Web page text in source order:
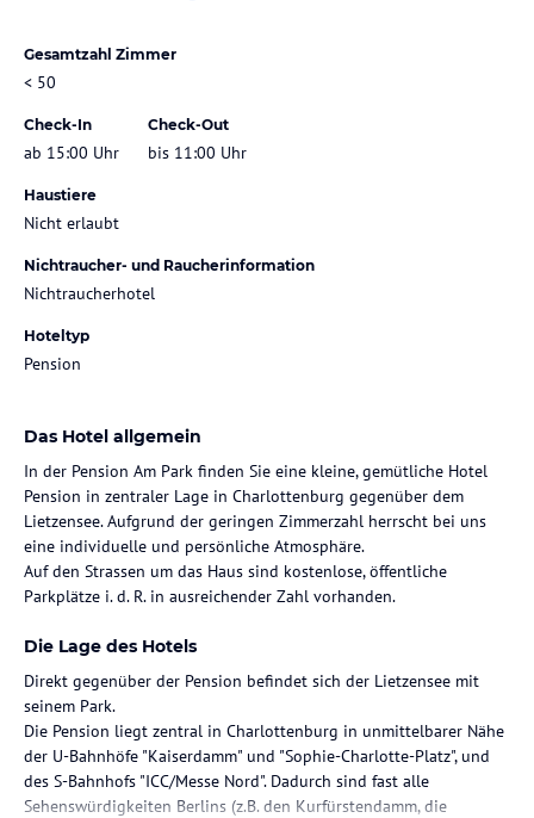
Gesamtzahl Zimmer
< 50
Check-In
ab 15:00 Uhr
Check-Out
bis 11:00 Uhr
Haustiere
Nicht erlaubt
Nichtraucher- und Raucherinformation
Nichtraucherhotel
Hoteltyp
Pension
Das Hotel allgemein
In der Pension Am Park finden Sie eine kleine, gemütliche Hotel
Pension in zentraler Lage in Charlottenburg gegenüber dem
Lietzensee. Aufgrund der geringen Zimmerzahl herrscht bei uns
eine individuelle und persönliche Atmosphäre.
Auf den Strassen um das Haus sind kostenlose, öffentliche
Parkplätze i. d. R. in ausreichender Zahl vorhanden.
Die Lage des Hotels
Direkt gegenüber der Pension befindet sich der Lietzensee mit
seinem Park.
Die Pension liegt zentral in Charlottenburg in unmittelbarer Nähe
der U-Bahnhöfe "Kaiserdamm" und "Sophie-Charlotte-Platz", und
des S-Bahnhofs "ICC/Messe Nord". Dadurch sind fast alle
Sehenswürdigkeiten Berlins (z.B. den Kurfürstendamm, die